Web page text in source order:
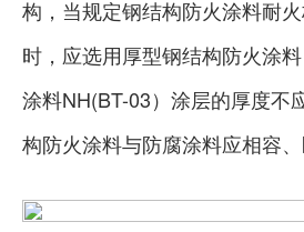
构，当规定钢结构防火涂料耐
时，应选用厚型钢结构防火涂
涂料NH(BT-03）涂层的厚度不
构防火涂料与防腐涂料应相容、